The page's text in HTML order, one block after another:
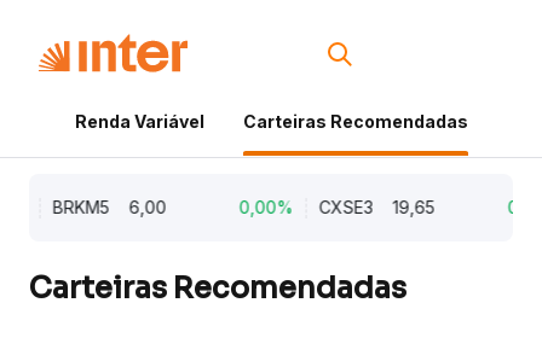
Renda Variável Carteiras Recomendadas
BRKM5 6,00 0,00% CXSE3 19,65
Carteiras Recomendadas